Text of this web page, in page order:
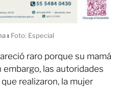
ı Foto: Especial
raro porque su mamá
las autoridades
realizaron, la mujer